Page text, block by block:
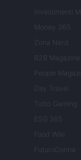
Investimenti
Money 365
Zona Nerd
B2B Magazine
People
Day Travel
Tutto Gaming
ESG 365
Food Wiki
FuturoDonna